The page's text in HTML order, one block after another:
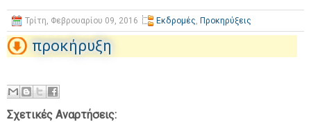
Τρίτη, Φεβρουαρίου 09, 2016 Εκδρομές, Προκηρύξεις
προκήρυξη
Σχετικές Αναρτήσεις: